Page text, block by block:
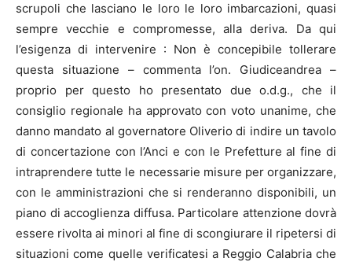
scrupoli che lasciano le loro le loro imbarcazioni, quasi
sempre vecchie e compromesse, alla deriva. Da qui
l’esigenza di intervenire : Non è concepibile tollerare
questa situazione – commenta l’on. Giudiceandrea –
proprio per questo ho presentato due o.d.g., che il
consiglio regionale ha approvato con voto unanime, che
danno mandato al governatore Oliverio di indire un tavolo
di concertazione con l’Anci e con le Prefetture al fine di
intraprendere tutte le necessarie misure per organizzare,
con le amministrazioni che si renderanno disponibili, un
piano di accoglienza diffusa. Particolare attenzione dovrà
essere rivolta ai minori al fine di scongiurare il ripetersi di
situazioni come quelle verificatesi a Reggio Calabria che